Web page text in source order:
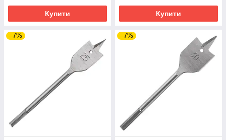
Купити Купити
–7% –7%